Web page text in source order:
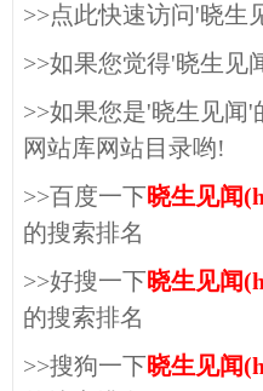
>>点此快速访问'晓生
>>如果您觉得'晓生见
>>如果您是'晓生见闻
网站库网站目录哟!
>>百度一下晓生见闻
的搜索排名
>>好搜一下晓生见闻
的搜索排名
>>搜狗一下晓生见闻